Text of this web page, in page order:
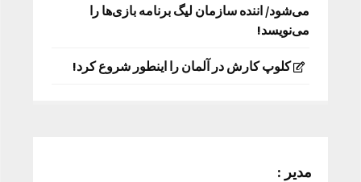
می‌شود/ اننده سازمان لیگ برنامه بازی‌ها را
می‌نویسد!
کلوپ کارش در آلمان را اینطور شروع کرد!
مدیر :